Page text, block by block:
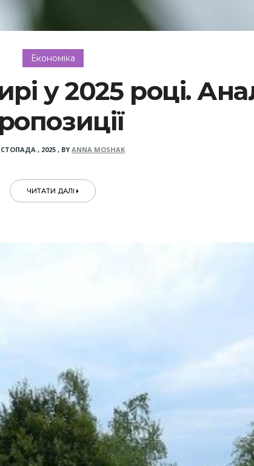
Економіка
у 2025 році.
, 2025, BY ANNA MOSHAK
ЧИТАТИ ДАЛІ